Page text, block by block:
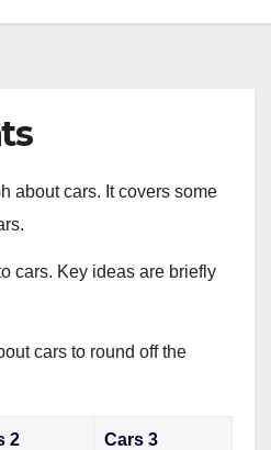
about cars. It covers some
cars. Key ideas are briefly
cars to round off the
2 Cars 3